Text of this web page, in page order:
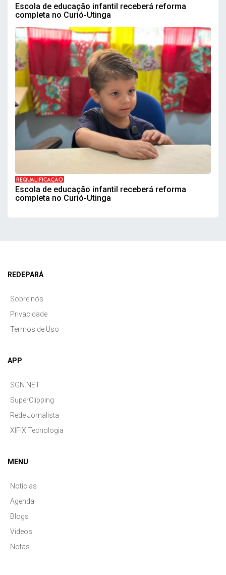
Escola de educação infantil receberá reforma
completa no Curió-Utinga
REQUALIFICAÇÃO
Escola de educação infantil receberá reforma
completa no Curió-Utinga
REDEPARÁ
Sobre nós
Privacidade
Termos de Uso
APP
SGN.NET
SuperClipping
Rede Jornalista
XIFIX Tecnologia
MENU
Notícias
Agenda
Blogs
Videos
Notas